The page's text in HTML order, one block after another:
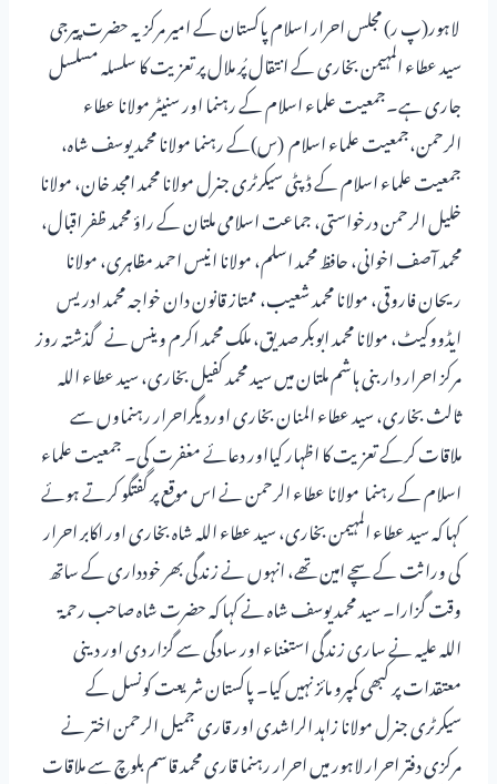
لاہور(پ ر) مجلس احرار اسلام پاکستان کے امیر مرکزیہ حضرت پیرجی
سید عطاء المہیمن بخاری کے انتقال پُر ملال پر تعزیت کا سلسلہ مسلسل
جاری ہے۔جمعیت علماء اسلام کے رہنما اور سنیٹر مولانا عطاء
الرحمن،جمعیت علماء اسلام (س)کے رہنما مولانا محمد یوسف شاہ،
جمعیت علماء اسلام کے ڈپٹی سیکرٹری جنرل مولانا محمد امجد خان، مولانا
خلیل الرحمن درخواستی، جماعت اسلامی ملتان کے راؤ محمد ظفر اقبال،
محمد آصف اخوانی، حافظ محمد اسلم، مولانا انیس احمد مظاہری، مولانا
ریحان فاروقی، مولانا محمد شعیب، ممتاز قانون دان خواجہ محمد ادریس
ایڈووکیٹ، مولانا محمد ابوبکر صدیق، ملک محمد اکرم وینس نے گذشتہ روز
مرکز احرار داربنی ہاشم ملتان میں سید محمد کفیل بخاری، سید عطاء اللہ
ثالث بخاری، سید عطاء المنان بخاری اورد یگراحرار رہنماوں سے
ملاقات کرکے تعزیت کا اظہار کیااور دعائے مغفرت کی۔ جمعیت علماء
اسلام کے رہنما مولانا عطاء الرحمن نے اس موقع پر گفتگو کرتے ہوئے
کہا کہ سید عطاء المہیمن بخاری، سید عطاء اللہ شاہ بخاری اور اکابر احرار
کی وراثت کے سچے امین تھے، انہوں نے زندگی بھر خودداری کے ساتھ
وقت گزارا۔ سید محمد یوسف شاہ نے کہا کہ حضرت شاہ صاحب رحمۃ
اللہ علیہ نے ساری زندگی استغناء اور سادگی سے گزار دی اور دینی
معتقدات پر کبھی کمپرو مائز نہیں کیا۔ پاکستان شریعت کونسل کے
سیکرٹری جنرل مولانا زاہد الراشدی اور قاری جمیل الرحمن اختر نے
مرکزی دفتر احرار لاہور میں احرار رہنما قاری محمد قاسم بلوچ سے ملاقات